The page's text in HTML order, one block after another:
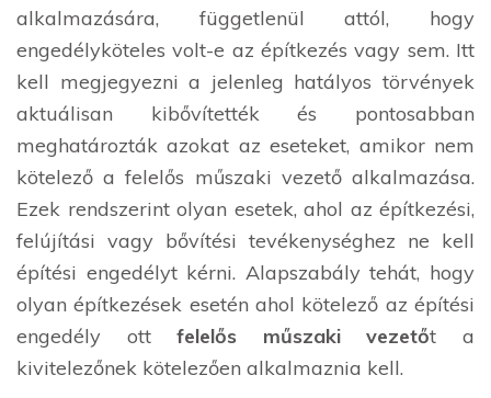
alkalmazására, függetlenül attól, hogy
engedélyköteles volt-e az építkezés vagy sem. Itt
kell megjegyezni a jelenleg hatályos törvények
aktuálisan kibővítették és pontosabban
meghatározták azokat az eseteket, amikor nem
kötelező a felelős műszaki vezető alkalmazása.
Ezek rendszerint olyan esetek, ahol az építkezési,
felújítási vagy bővítési tevékenységhez ne kell
építési engedélyt kérni. Alapszabály tehát, hogy
olyan építkezések esetén ahol kötelező az építési
engedély ottfelelős műszaki vezetőt a
kivitelezőnek kötelezően alkalmaznia kell.